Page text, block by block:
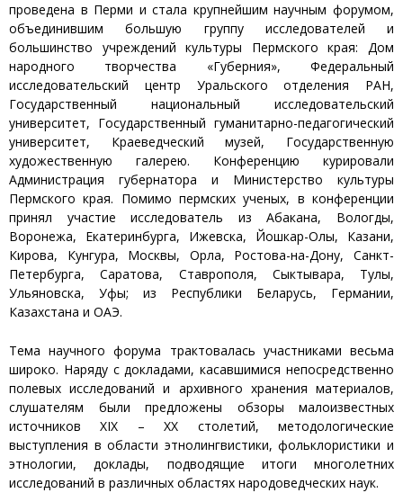
проведена в Перми и стала крупнейшим научным форумом,
объединившим большую группу исследователей и
большинство учреждений культуры Пермского края: Дом
народного творчества «Губерния», Федеральный
исследовательский центр Уральского отделения РАН,
Государственный национальный исследовательский
университет, Государственный гуманитарно-педагогический
университет, Краеведческий музей, Государственную
художественную галерею. Конференцию курировали
Администрация губернатора и Министерство культуры
Пермского края. Помимо пермских ученых, в конференции
принял участие исследователь из Абакана, Вологды,
Воронежа, Екатеринбурга, Ижевска, Йошкар-Олы, Казани,
Кирова, Кунгура, Москвы, Орла, Ростова-на-Дону, Санкт-
Петербурга, Саратова, Ставрополя, Сыктывара, Тулы,
Ульяновска, Уфы; из Республики Беларусь, Германии,
Казахстана и ОАЭ.
Тема научного форума трактовалась участниками весьма
широко. Наряду с докладами, касавшимися непосредственно
полевых исследований и архивного хранения материалов,
слушателям были предложены обзоры малоизвестных
источников XIX – XX столетий, методологические
выступления в области этнолингвистики, фольклористики и
этнологии, доклады, подводящие итоги многолетних
исследований в различных областях народоведческих наук.